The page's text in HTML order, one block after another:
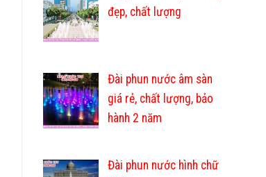
đẹp, chất lượng
Đài phun nước âm sàn
giá rẻ, chất lượng, bảo
hành 2 năm
Đài phun nước hình chữ